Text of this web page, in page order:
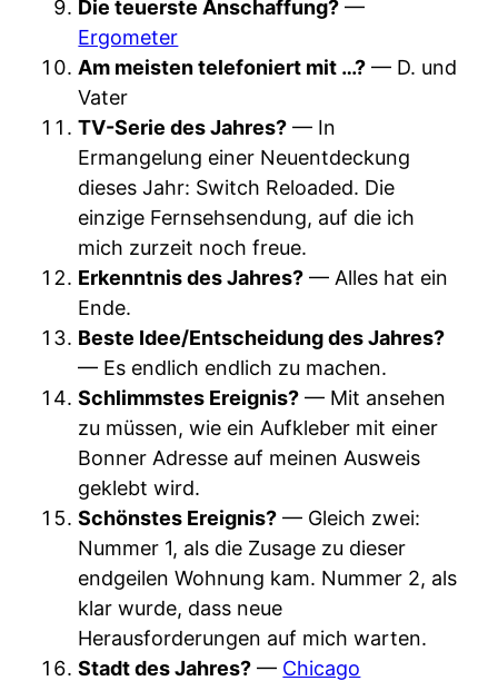
Die teuerste Anschaffung? —
Ergometer
Am meisten telefoniert mit …? — D. und
Vater
TV-Serie des Jahres? — In
Ermangelung einer Neuentdeckung
dieses Jahr: Switch Reloaded. Die
einzige Fernsehsendung, auf die ich
mich zurzeit noch freue.
Erkenntnis des Jahres? — Alles hat ein
Ende.
Beste Idee/Entscheidung des Jahres?
— Es endlich endlich zu machen.
Schlimmstes Ereignis? — Mit ansehen
zu müssen, wie ein Aufkleber mit einer
Bonner Adresse auf meinen Ausweis
geklebt wird.
Schönstes Ereignis? — Gleich zwei:
Nummer 1, als die Zusage zu dieser
endgeilen Wohnung kam. Nummer 2, als
klar wurde, dass neue
Herausforderungen auf mich warten.
Stadt des Jahres? — Chicago